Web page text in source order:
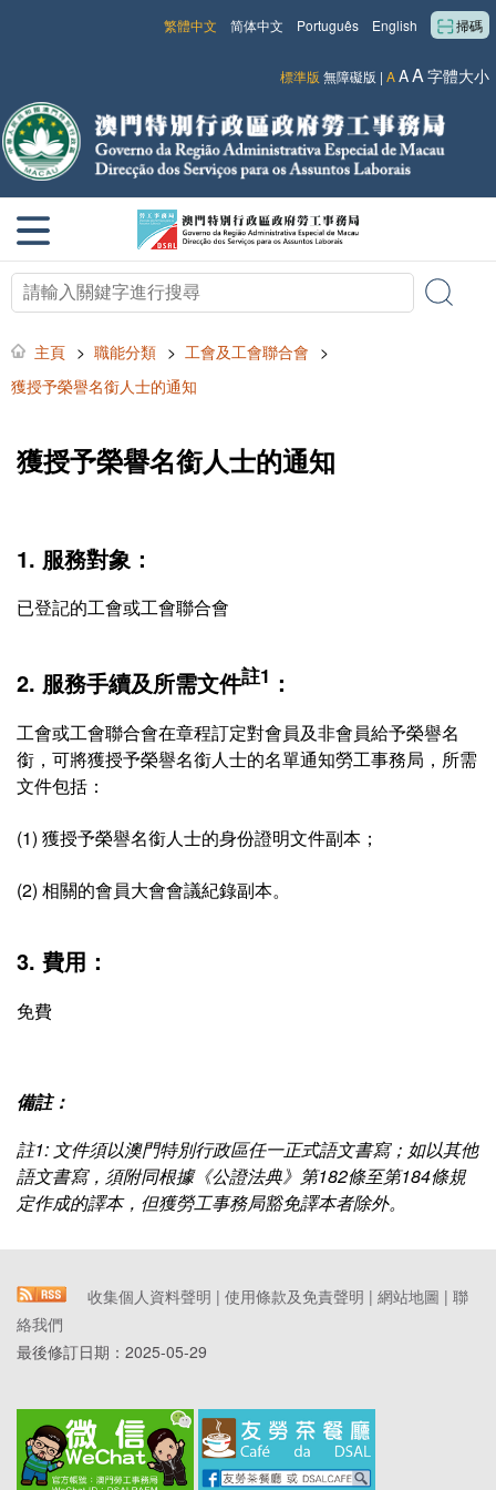
掃碼
English
Português
简体中文
繁體中文
標準版 無障礙版 | AAA字體大小
主頁 > 職能分類 > 工會及工會聯合會 >
獲授予榮譽名銜人士的通知
獲授予榮譽名銜人士的通知
1. 服務對象：
已登記的工會或工會聯合會
2. 服務手續及所需文件註1 ：
工會或工會聯合會在章程訂定對會員及非會員給予榮譽名
銜，可將獲授予榮譽名銜人士的名單通知勞工事務局，所需
文件包括：
(1) 獲授予榮譽名銜人士的身份證明文件副本；
(2) 相關的會員大會會議紀錄副本。
3. 費用：
免費
備註：
註1: 文件須以澳門特別行政區任一正式語文書寫；如以其他
語文書寫，須附同根據《公證法典》第182條至第184條規
定作成的譯本，但獲勞工事務局豁免譯本者除外。
收集個人資料聲明 | 使用條款及免責聲明 | 網站地圖 | 聯
絡我們
最後修訂日期： 2025-05-29